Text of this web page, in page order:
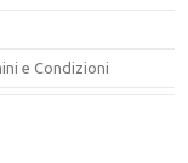
e Condizioni